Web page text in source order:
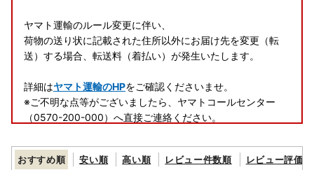
ヤマト運輸のルール変更に伴い、
荷物の送り状に記載された住所以外にお届け先を変更（転
送）する場合、転送料（着払い）が発生いたします。
詳細はヤマト運輸のHPをご確認くださいませ。
※ご不明な点等がございましたら、ヤマトコールセンター
（0570-200-000）へ直接ご連絡ください。
また、返礼品の発送前でも、ご連絡いただいたタイミングに
よりましては住所変更ができない可能性がございます。
おすすめ順 安い順 高い順 レビュー件数順 レビュー評価順